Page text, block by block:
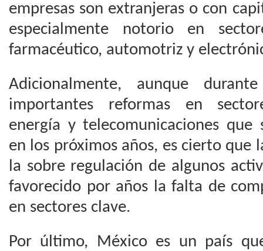
empresas son extranjeras o con
especialmente notorio en
farmacéutico, automotriz y
Adicionalmente, aunque
importantes reformas en
energía y telecomunicaciones
en los próximos años, es cierto que
la sobre regulación de algunos
favorecido por años la falta de
en sectores clave.
Por último, México es un país